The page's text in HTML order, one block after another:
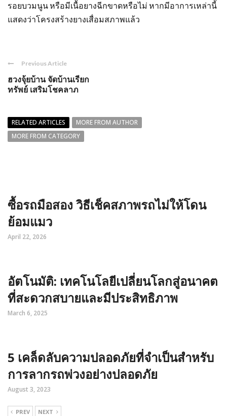
รอยบวมนูน หรือมีเนื้อยางฉีกขาดหรือไม่ หากมีอาการเหล่านี้
แสดงว่าโครงสร้างยางเสื่อมสภาพแล้ว
Previous Article
ฮวงจุ้ยบ้าน จัดบ้านเรียก
ทรัพย์ เสริมโชคลาภ
RELATED ARTICLES
MORE FROM AUTHOR
MORE FROM CATEGORY
ซื้อรถมือสอง วิธีเช็คสภาพรถไม่ให้โดน
ย้อมแมว
April 22, 2026
อัตโนมัติ: เทคโนโลยีเปลี่ยนโลกสู่อนาคต
ที่สะดวกสบายและมีประสิทธิภาพ
March 6, 2025
5 เคล็ดลับความปลอดภัยที่จำเป็นสำหรับ
การลากรถพ่วงอย่างปลอดภัย
August 3, 2023
PREV NEXT